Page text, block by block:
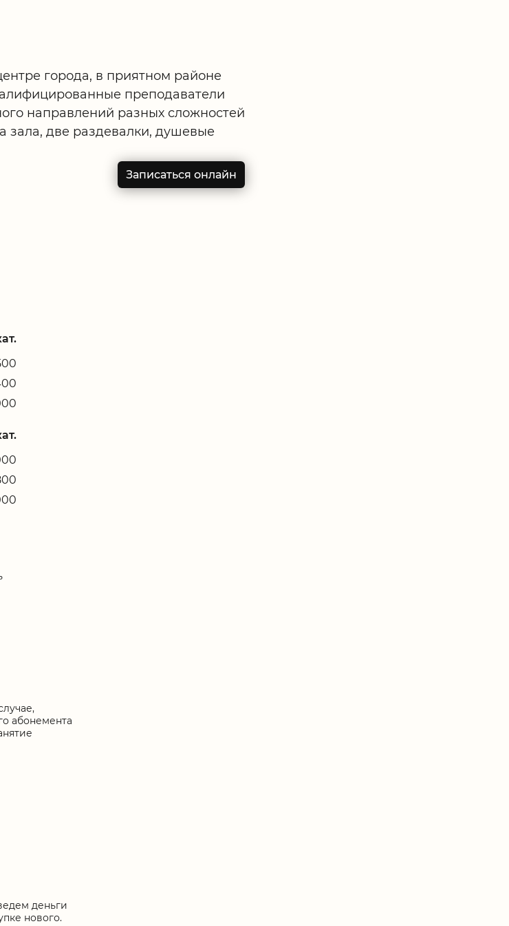
города, в приятном районе
преподаватели
направлений разных сложностей
зала, две раздевалки, душевые
Записаться онлайн
абонемента
деньги
нового.